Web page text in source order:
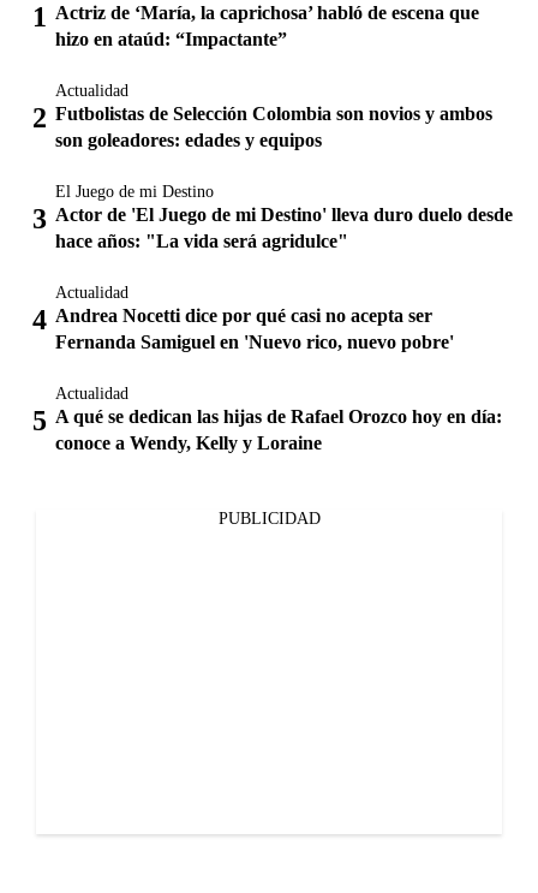
Actriz de ‘María, la caprichosa’ habló de escena que
hizo en ataúd: “Impactante”
Actualidad
Futbolistas de Selección Colombia son novios y ambos
son goleadores: edades y equipos
El Juego de mi Destino
Actor de 'El Juego de mi Destino' lleva duro duelo desde
hace años: "La vida será agridulce"
Actualidad
Andrea Nocetti dice por qué casi no acepta ser
Fernanda Samiguel en 'Nuevo rico, nuevo pobre'
Actualidad
A qué se dedican las hijas de Rafael Orozco hoy en día:
conoce a Wendy, Kelly y Loraine
PUBLICIDAD